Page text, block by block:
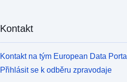
Kontakt
Kontakt na tým European Data Portal
Přihlásit se k odběru zpravodaje